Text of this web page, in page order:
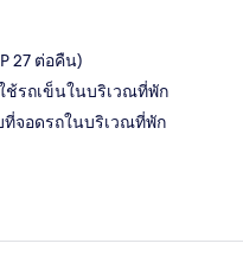
27 ต่อคืน)
ช้รถเข็นในบริเวณที่พัก
จอดรถในบริเวณที่พัก